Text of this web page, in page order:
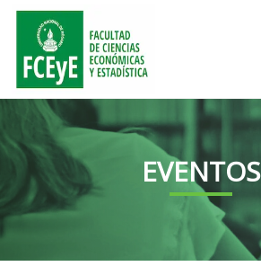
EVENTOS